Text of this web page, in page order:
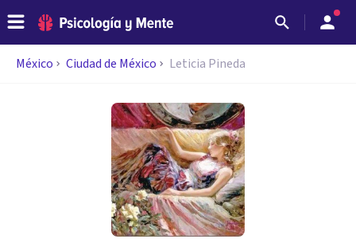
México Ciudad de México Leticia Pineda